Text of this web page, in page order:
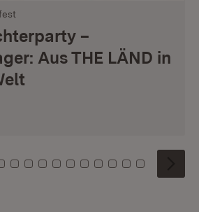
–
Aus THE LÄND in
0 1 2
Kachel: 3
Zu Kachel: 4
Zu Kachel: 5
Zu Kachel: 6
Zu Kachel: 7
Zu Kachel: 8
Zu Kachel: 9
Zu Kachel: 10
Zu Kachel: 11
Zu Kachel: 12
Zu Kachel:
Zu